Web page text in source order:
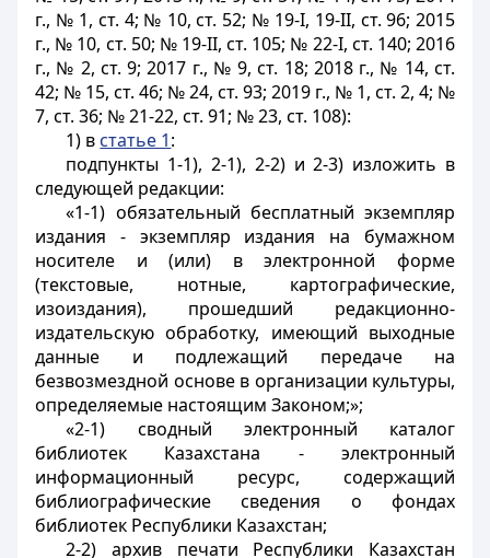
г., № 1, ст. 4; № 10, ст. 52; № 19-I, 19-II, ст. 96; 2015
г., № 10, ст. 50; № 19-II, ст. 105; № 22-I, ст. 140; 2016
г., № 2, ст. 9; 2017 г., № 9, ст. 18; 2018 г., № 14, ст.
42; № 15, ст. 46; № 24, ст. 93; 2019 г., № 1, ст. 2, 4; №
7, ст. 36; № 21-22, ст. 91; № 23, ст. 108):
1) в статье 1:
подпункты 1-1), 2-1), 2-2) и 2-3) изложить в
следующей редакции:
«1-1) обязательный бесплатный экземпляр
издания - экземпляр издания на бумажном
носителе и (или) в электронной форме
(текстовые, нотные, картографические,
изоиздания), прошедший редакционно-
издательскую обработку, имеющий выходные
данные и подлежащий передаче на
безвозмездной основе в организации культуры,
определяемые настоящим Законом;»;
«2-1) сводный электронный каталог
библиотек Казахстана - электронный
информационный ресурс, содержащий
библиографические сведения о фондах
библиотек Республики Казахстан;
2-2) архив печати Республики Казахстан